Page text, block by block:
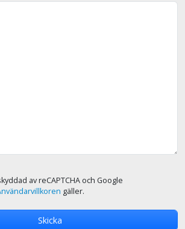
av reCAPTCHA och Google
gäller.